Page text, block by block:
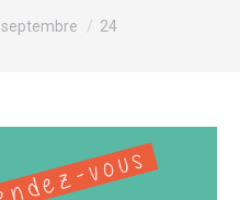
septembre 24